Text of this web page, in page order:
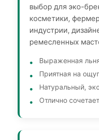
выбор для эко-
косметики,
индустрии,
ремесленных
Выраженная
Приятная на
Натуральный,
Отлично